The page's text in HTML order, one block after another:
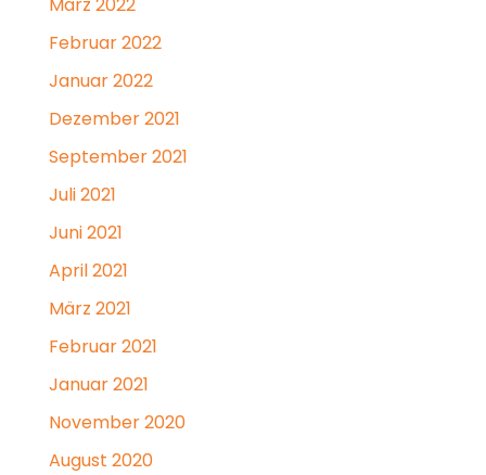
März 2022
Februar 2022
Januar 2022
Dezember 2021
September 2021
Juli 2021
Juni 2021
April 2021
März 2021
Februar 2021
Januar 2021
November 2020
August 2020